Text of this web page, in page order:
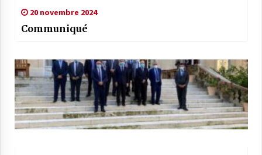
20 novembre 2024
Communiqué